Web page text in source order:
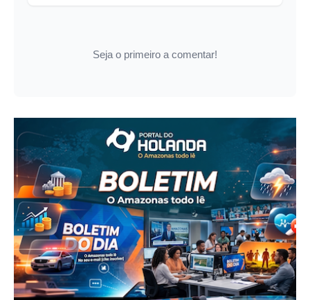
Seja o primeiro a comentar!